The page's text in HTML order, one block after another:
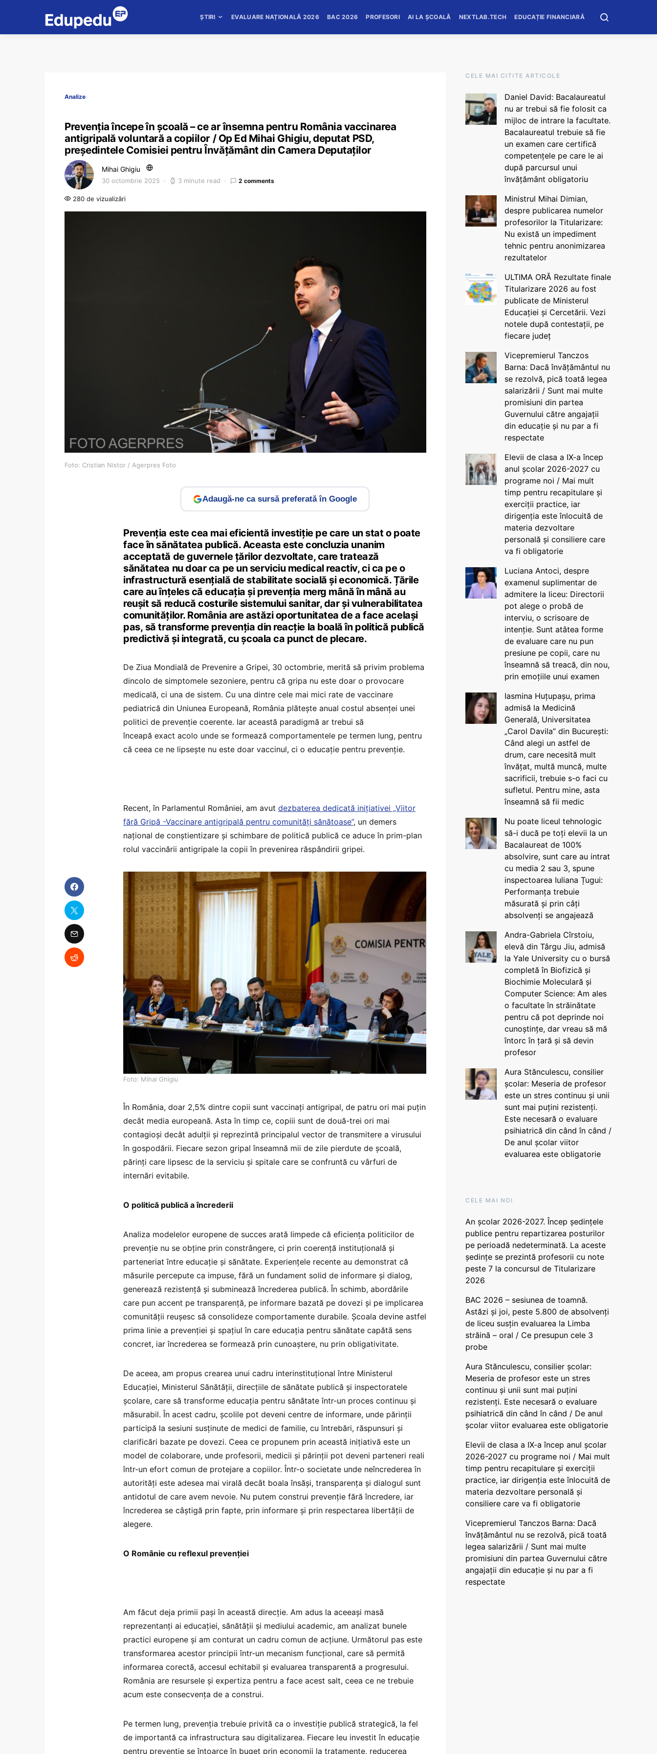
ȘTIRI EVALUARE NAȚIONALĂ 2026 BAC 2026 PROFESORI AI LA ȘCOALĂ NEXTLAB.TECH EDUCAȚIE FINANCIARĂ
Analize
Prevenția începe în școală – ce ar însemna pentru România vaccinarea
antigripală voluntară a copiilor / Op Ed Mihai Ghigiu, deputat PSD,
președintele Comisiei pentru Învățământ din Camera Deputaților
Mihai Ghigiu
30 octombrie 2025 3 minute read 2 comments
280 de vizualizări
Foto: Cristian Nistor / Agerpres Foto
Adaugă-ne ca sursă preferată în Google
Prevenția este cea mai eficientă investiție pe care un stat o poate
face în sănătatea publică. Aceasta este concluzia unanim
acceptată de guvernele țărilor dezvoltate, care tratează
sănătatea nu doar ca pe un serviciu medical reactiv, ci ca pe o
infrastructură esențială de stabilitate socială și economică. Țările
care au înțeles că educația și prevenția merg mână în mână au
reușit să reducă costurile sistemului sanitar, dar și vulnerabilitatea
comunităților. România are astăzi oportunitatea de a face același
pas, să transforme prevenția din reacție la boală în politică publică
predictivă și integrată, cu școala ca punct de plecare.
De Ziua Mondială de Prevenire a Gripei, 30 octombrie, merită să privim problema
dincolo de simptomele sezoniere, pentru că gripa nu este doar o provocare
medicală, ci una de sistem. Cu una dintre cele mai mici rate de vaccinare
pediatrică din Uniunea Europeană, România plătește anual costul absenței unei
politici de prevenție coerente. Iar această paradigmă ar trebui să
înceapă exact acolo unde se formează comportamentele pe termen lung, pentru
că ceea ce ne lipsește nu este doar vaccinul, ci o educație pentru prevenție.
Recent, în Parlamentul României, am avut dezbaterea dedicată inițiativei „Viitor
fără Gripă -Vaccinare antigripală pentru comunități sănătoase”, un demers
național de conștientizare și schimbare de politică publică ce aduce în prim-plan
rolul vaccinării antigripale la copii în prevenirea răspândirii gripei.
Foto: Mihai Ghigiu
În România, doar 2,5% dintre copii sunt vaccinați antigripal, de patru ori mai puțin
decât media europeană. Asta în timp ce, copiii sunt de două-trei ori mai
contagioși decât adulții și reprezintă principalul vector de transmitere a virusului
în gospodării. Fiecare sezon gripal înseamnă mii de zile pierdute de școală,
părinți care lipsesc de la serviciu și spitale care se confruntă cu vârfuri de
internări evitabile.
O politică publică a încrederii
Analiza modelelor europene de succes arată limpede că eficiența politicilor de
prevenție nu se obține prin constrângere, ci prin coerență instituțională și
parteneriat între educație și sănătate. Experiențele recente au demonstrat că
măsurile percepute ca impuse, fără un fundament solid de informare și dialog,
generează rezistență și subminează încrederea publică. În schimb, abordările
care pun accent pe transparență, pe informare bazată pe dovezi și pe implicarea
comunității reușesc să consolideze comportamente durabile. Școala devine astfel
prima linie a prevenției și spațiul în care educația pentru sănătate capătă sens
concret, iar încrederea se formează prin cunoaștere, nu prin obligativitate.
De aceea, am propus crearea unui cadru interinstituțional între Ministerul
Educației, Ministerul Sănătății, direcțiile de sănătate publică și inspectoratele
școlare, care să transforme educația pentru sănătate într-un proces continuu și
măsurabil. În acest cadru, școlile pot deveni centre de informare, unde părinții
participă la sesiuni susținute de medici de familie, cu întrebări, răspunsuri și
clarificări bazate pe dovezi. Ceea ce propunem prin această inițiativă este un
model de colaborare, unde profesorii, medicii și părinții pot deveni parteneri reali
într-un efort comun de protejare a copiilor. Într-o societate unde neîncrederea în
autorități este adesea mai virală decât boala însăși, transparența și dialogul sunt
antidotul de care avem nevoie. Nu putem construi prevenție fără încredere, iar
încrederea se câștigă prin fapte, prin informare și prin respectarea libertății de
alegere.
O Românie cu reflexul prevenției
Am făcut deja primii pași în această direcție. Am adus la aceeași masă
reprezentanți ai educației, sănătății și mediului academic, am analizat bunele
practici europene și am conturat un cadru comun de acțiune. Următorul pas este
transformarea acestor principii într-un mecanism funcțional, care să permită
informarea corectă, accesul echitabil și evaluarea transparentă a progresului.
România are resursele și expertiza pentru a face acest salt, ceea ce ne trebuie
acum este consecvența de a construi.
Pe termen lung, prevenția trebuie privită ca o investiție publică strategică, la fel
de importantă ca infrastructura sau digitalizarea. Fiecare leu investit în educație
pentru prevenție se întoarce în buget prin economii la tratamente, reducerea
CELE MAI CITITE ARTICOLE
Daniel David: Bacalaureatul
nu ar trebui să fie folosit ca
mijloc de intrare la facultate.
Bacalaureatul trebuie să fie
un examen care certifică
competențele pe care le ai
după parcursul unui
învățământ obligatoriu
Ministrul Mihai Dimian,
despre publicarea numelor
profesorilor la Titularizare:
Nu există un impediment
tehnic pentru anonimizarea
rezultatelor
ULTIMA ORĂ Rezultate finale
Titularizare 2026 au fost
publicate de Ministerul
Educației și Cercetării. Vezi
notele după contestații, pe
fiecare județ
Vicepremierul Tanczos
Barna: Dacă învățământul nu
se rezolvă, pică toată legea
salarizării / Sunt mai multe
promisiuni din partea
Guvernului către angajații
din educație și nu par a fi
respectate
Elevii de clasa a IX-a încep
anul școlar 2026-2027 cu
programe noi / Mai mult
timp pentru recapitulare și
exerciții practice, iar
dirigenția este înlocuită de
materia dezvoltare
personală și consiliere care
va fi obligatorie
Luciana Antoci, despre
examenul suplimentar de
admitere la liceu: Directorii
pot alege o probă de
interviu, o scrisoare de
intenție. Sunt atâtea forme
de evaluare care nu pun
presiune pe copii, care nu
înseamnă să treacă, din nou,
prin emoțiile unui examen
Iasmina Huțupașu, prima
admisă la Medicină
Generală, Universitatea
„Carol Davila” din București:
Când alegi un astfel de
drum, care necesită mult
învățat, multă muncă, multe
sacrificii, trebuie s-o faci cu
sufletul. Pentru mine, asta
înseamnă să fii medic
Nu poate liceul tehnologic
să-i ducă pe toți elevii la un
Bacalaureat de 100%
absolvire, sunt care au intrat
cu media 2 sau 3, spune
inspectoarea Iuliana Țugui:
Performanța trebuie
măsurată și prin câți
absolvenți se angajează
Andra-Gabriela Cîrstoiu,
elevă din Târgu Jiu, admisă
la Yale University cu o bursă
completă în Biofizică și
Biochimie Moleculară și
Computer Science: Am ales
o facultate în străinătate
pentru că pot deprinde noi
cunoștințe, dar vreau să mă
întorc în țară și să devin
profesor
Aura Stănculescu, consilier
școlar: Meseria de profesor
este un stres continuu și unii
sunt mai puțini rezistenți.
Este necesară o evaluare
psihiatrică din când în când /
De anul școlar viitor
evaluarea este obligatorie
CELE MAI NOI
An școlar 2026-2027. Încep ședințele
publice pentru repartizarea posturilor
pe perioadă nedeterminată. La aceste
ședințe se prezintă profesorii cu note
peste 7 la concursul de Titularizare
2026
BAC 2026 – sesiunea de toamnă.
Astăzi și joi, peste 5.800 de absolvenți
de liceu susțin evaluarea la Limba
străină – oral / Ce presupun cele 3
probe
Aura Stănculescu, consilier școlar:
Meseria de profesor este un stres
continuu și unii sunt mai puțini
rezistenți. Este necesară o evaluare
psihiatrică din când în când / De anul
școlar viitor evaluarea este obligatorie
Elevii de clasa a IX-a încep anul școlar
2026-2027 cu programe noi / Mai mult
timp pentru recapitulare și exerciții
practice, iar dirigenția este înlocuită de
materia dezvoltare personală și
consiliere care va fi obligatorie
Vicepremierul Tanczos Barna: Dacă
învățământul nu se rezolvă, pică toată
legea salarizării / Sunt mai multe
promisiuni din partea Guvernului către
angajații din educație și nu par a fi
respectate